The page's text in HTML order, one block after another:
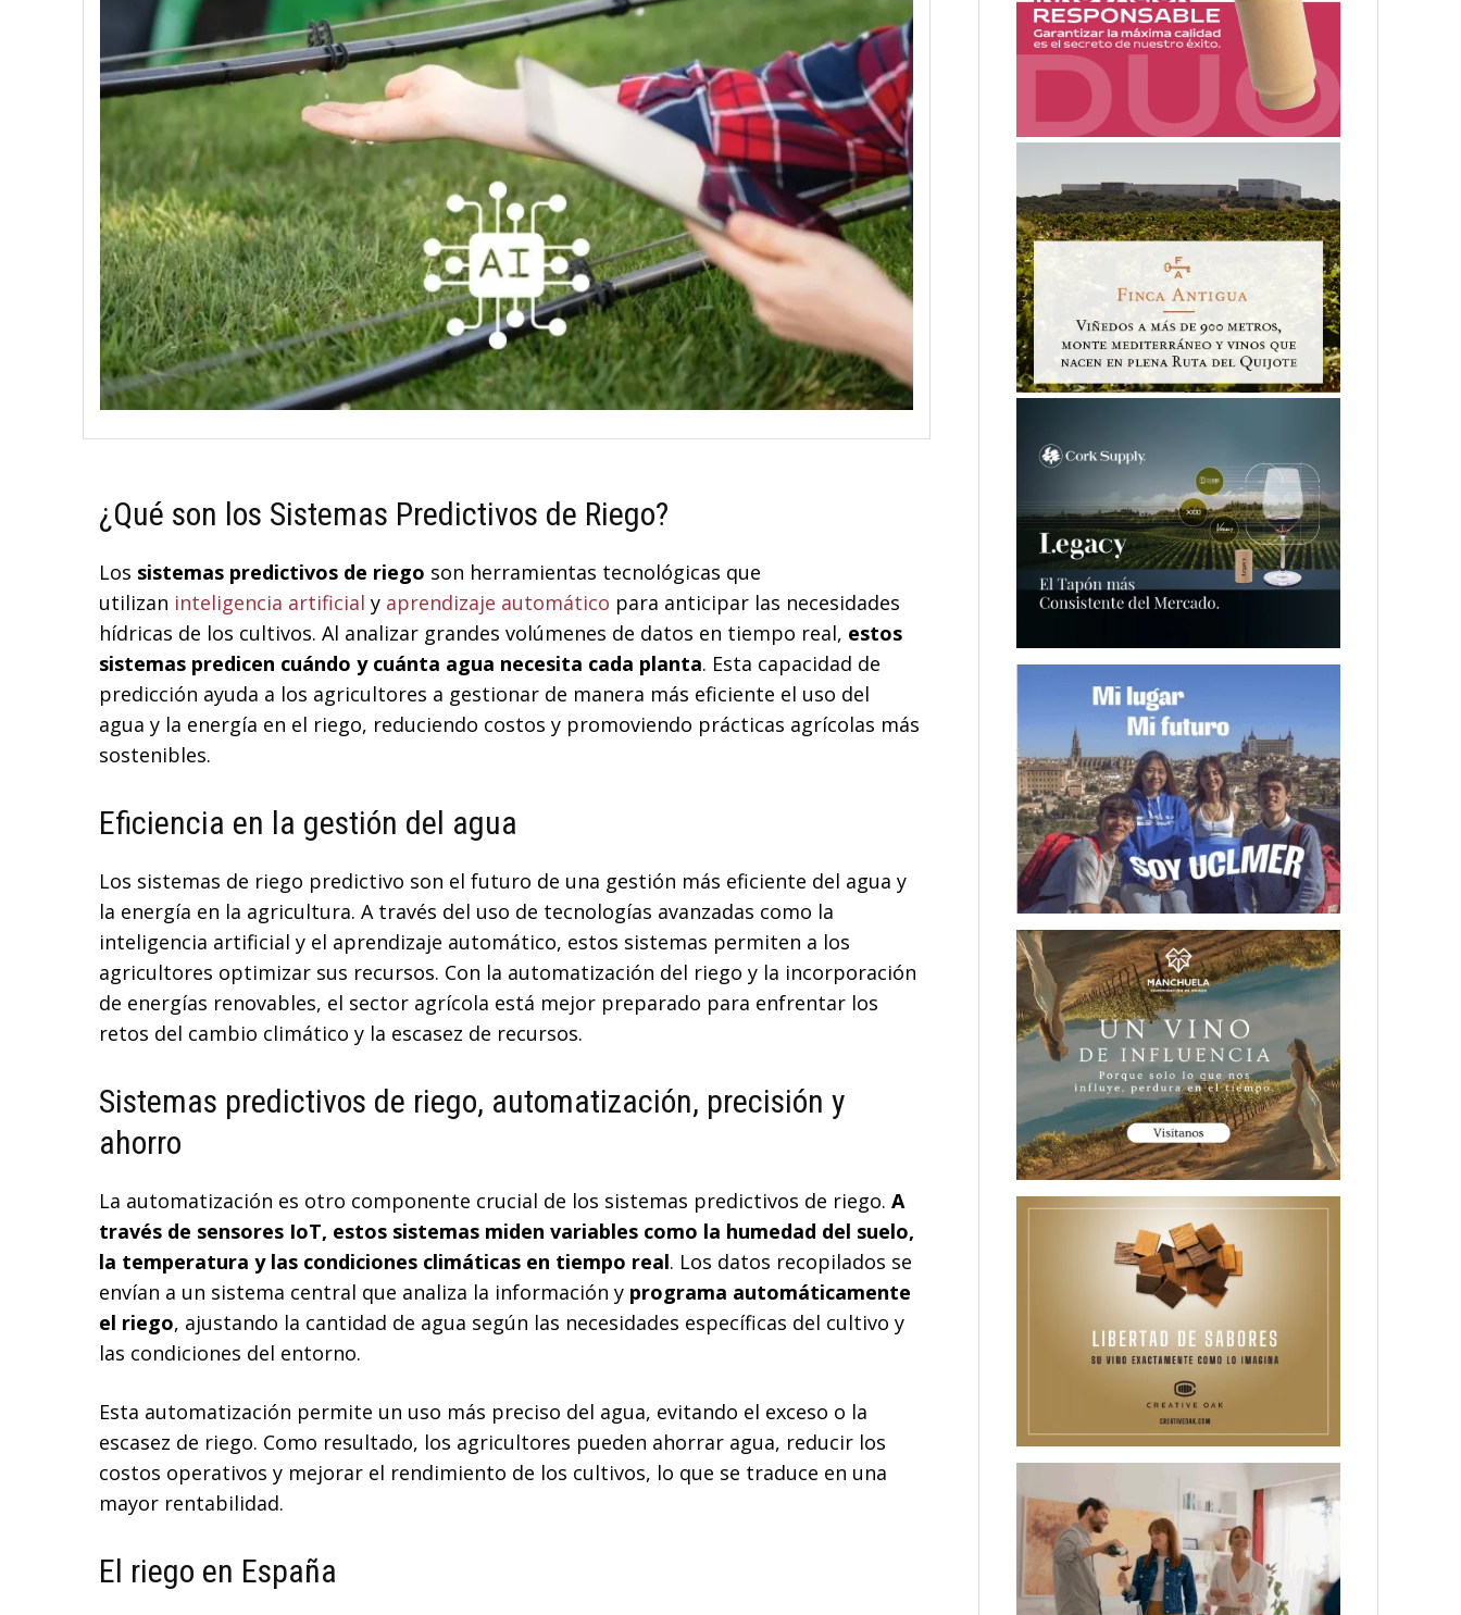
¿Qué son los Sistemas Predictivos de Riego?
Los sistemas predictivos de riego son herramientas tecnológicas que
utilizan inteligencia artificial y aprendizaje automático para anticipar las necesidades
hídricas de los cultivos. Al analizar grandes volúmenes de datos en tiempo real, estos
sistemas predicen cuándo y cuánta agua necesita cada planta. Esta capacidad de
predicción ayuda a los agricultores a gestionar de manera más eficiente el uso del
agua y la energía en el riego, reduciendo costos y promoviendo prácticas agrícolas más
sostenibles.
Eficiencia en la gestión del agua
Los sistemas de riego predictivo son el futuro de una gestión más eficiente del agua y
la energía en la agricultura. A través del uso de tecnologías avanzadas como la
inteligencia artificial y el aprendizaje automático, estos sistemas permiten a los
agricultores optimizar sus recursos. Con la automatización del riego y la incorporación
de energías renovables, el sector agrícola está mejor preparado para enfrentar los
retos del cambio climático y la escasez de recursos.
Sistemas predictivos de riego, automatización, precisión y
ahorro
La automatización es otro componente crucial de los sistemas predictivos de riego. A
través de sensores IoT, estos sistemas miden variables como la humedad del suelo,
la temperatura y las condiciones climáticas en tiempo real. Los datos recopilados se
envían a un sistema central que analiza la información y programa automáticamente
el riego, ajustando la cantidad de agua según las necesidades específicas del cultivo y
las condiciones del entorno.
Esta automatización permite un uso más preciso del agua, evitando el exceso o la
escasez de riego. Como resultado, los agricultores pueden ahorrar agua, reducir los
costos operativos y mejorar el rendimiento de los cultivos, lo que se traduce en una
mayor rentabilidad.
El riego en España